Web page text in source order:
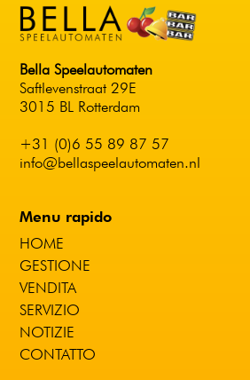
Bella Speelautomaten
Saftlevenstraat 29E
3015 BL Rotterdam
+31 (0)6 55 89 87 57
info@bellaspeelautomaten.nl
Menu rapido
HOME
GESTIONE
VENDITA
SERVIZIO
NOTIZIE
CONTATTO